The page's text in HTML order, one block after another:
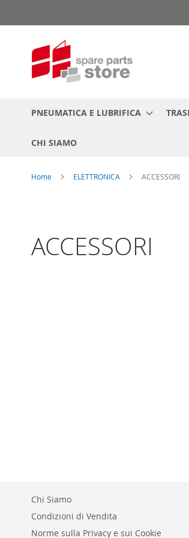
al
PNEUMATICA E LUBRIFICA
CHI SIAMO
Home ELETTRONICA ACCESSORI
ACCESSORI
Chi Siamo
Condizioni di Vendita
Norme sulla Privacy e sui Cookie